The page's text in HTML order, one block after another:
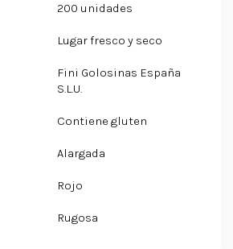
200 unidades
Lugar fresco y seco
Fini Golosinas España
S.L.U.
Contiene gluten
Alargada
Rojo
Rugosa